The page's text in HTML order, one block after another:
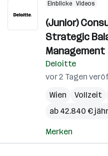
Einblicke Videos
(Junior)
Strategic
Management
Deloitte
vor 2 Tagen
Wien
Vollzeit
ab 42.840 €
Merken